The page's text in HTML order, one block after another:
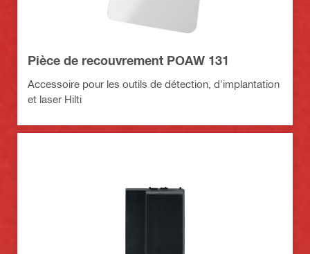
Pièce de recouvrement POAW 131
Accessoire pour les outils de détection, d'implantation
et laser Hilti